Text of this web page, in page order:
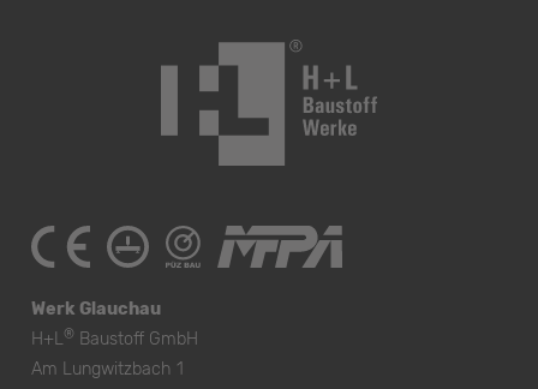
Werk Glauchau
H+L® Baustoff GmbH
Am Lungwitzbach 1